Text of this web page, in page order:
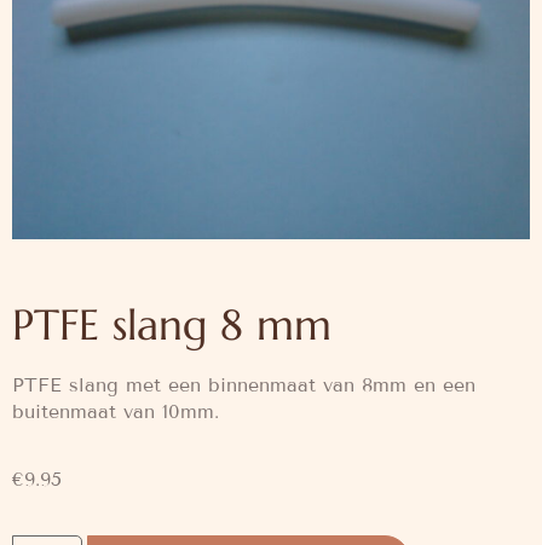
PTFE slang 8 mm
PTFE slang met een binnenmaat van 8mm en een
buitenmaat van 10mm.
€9.95